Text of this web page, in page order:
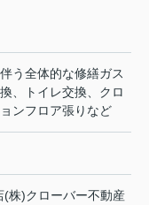
う全体的な修繕ガス
、トイレ交換、クロ
ンフロア張りなど
(株)クローバー不動産